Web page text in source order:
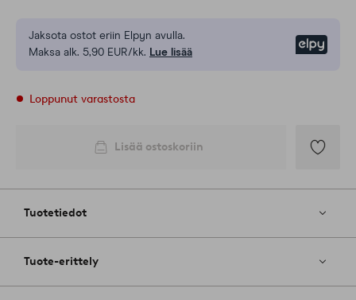
Jaksota ostot eriin Elpyn avulla.
Maksa alk. 5,90 EUR/kk. Lue lisää
Loppunut varastosta
Lisää ostoskoriin
Tuotetiedot
Tuote-erittely